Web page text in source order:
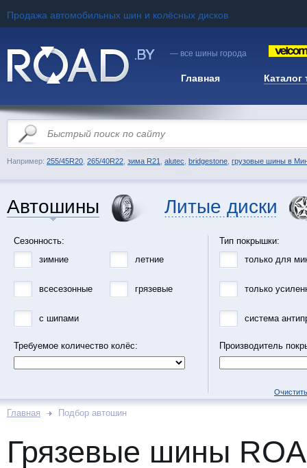
Продажа автомобильных шин и колёсных дисков
— все шины города
Главная Каталог
Например: 255/45R20 265/40R22 зима R21 alutec bridgestone грузовые шины в
Автошины Литые диски
Сезонность:
зимние
летние
всесезонные грязевые
с шипами
Требуемое количество колёс:
Тип покрышки:
только для
только
система
Производитель
Главная Подбор автошин
Грязевые шины